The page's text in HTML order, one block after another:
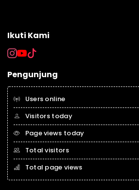
Ikuti Kami
Pengunjung
Users online
Visitors today
Page views today
Total visitors
Total page views